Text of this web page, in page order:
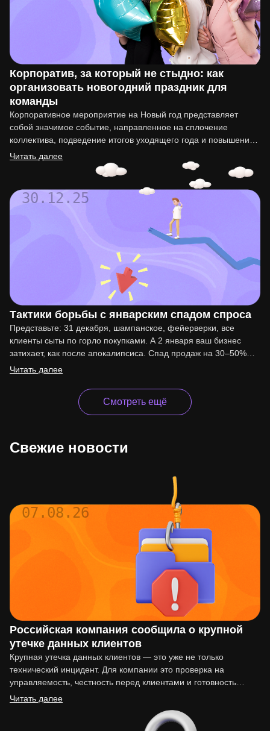
Корпоратив, за который не стыдно: как
организовать новогодний праздник для
команды
Корпоративное мероприятие на Новый год представляет
собой значимое событие, направленное на сплочение
коллектива, подведение итогов уходящего года и повышение
мотивации сотрудников. Организация такого праздника…
Читать далее
30.12.25
Тактики борьбы с январским спадом спроса
Представьте: 31 декабря, шампанское, фейерверки, все
клиенты сыты по горло покупками. А 2 января ваш бизнес
затихает, как после апокалипсиса. Спад продаж на 30–50%…
Читать далее
Смотреть ещё
Свежие новости
07.08.26
Российская компания сообщила о крупной
утечке данных клиентов
Крупная утечка данных клиентов — это уже не только
технический инцидент. Для компании это проверка на
управляемость, честность перед клиентами и готовность
действовать по…
Читать далее